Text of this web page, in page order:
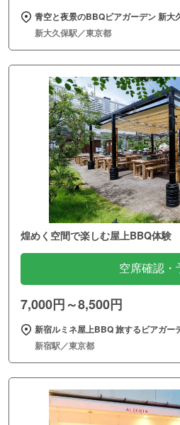
青空と夜景のBBQビアガーデン 新
新大久保駅／東京都
煌めく空間で楽しむ屋上BBQ体験
空席確認・
7,000円～8,500円
新宿ルミネ屋上BBQ 旅するビアガー
新宿駅／東京都